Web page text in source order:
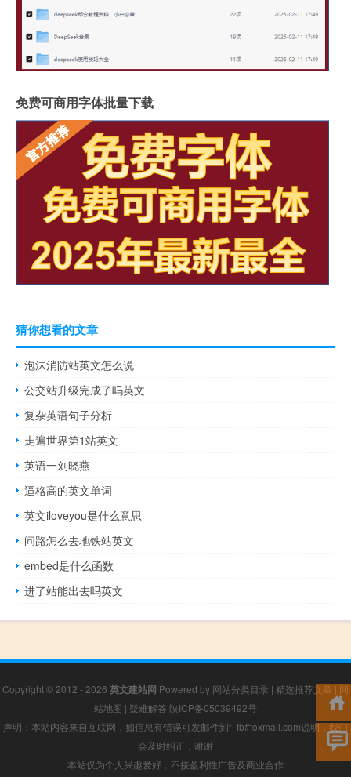
免费可商用字体批量下载
猜你想看的文章
泡沫消防站英文怎么说
公交站升级完成了吗英文
复杂英语句子分析
走遍世界第1站英文
英语一刘晓燕
逼格高的英文单词
英文iloveyou是什么意思
问路怎么去地铁站英文
embed是什么函数
进了站能出去吗英文
Copyright © 2012 - 2026 英文建站网 Powered by 网站分类目录 | 精选推荐文章 | 网
站地图 | 疑难解答 陕ICP备05039492号
声明：本站内容来自互联网，如信息有错误可发邮件到f_fb#foxmail.com说明，我们
会及时纠正，谢谢
本站仅为个人兴趣爱好，不接盈利性广告及商业合作